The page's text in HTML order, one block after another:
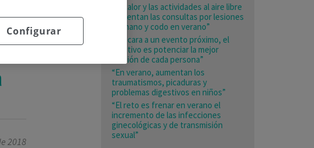
2018
“El calor y las actividades al aire libre
aumentan las consultas por lesiones
de mano y codo en verano”
“De cara a un evento próximo, el
objetivo es potenciar la mejor
versión de cada persona”
“En verano, aumentan los
traumatismos, picaduras y
problemas digestivos en niños”
“El reto es frenar en verano el
incremento de las infecciones
ginecológicas y de transmisión
sexual”
Configurar